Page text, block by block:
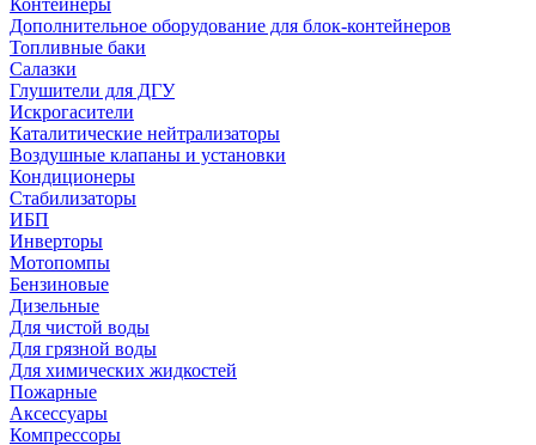
Контейнеры
Дополнительное оборудование для блок-контейнеров
Топливные баки
Салазки
Глушители для ДГУ
Искрогасители
Каталитические нейтрализаторы
Воздушные клапаны и установки
Кондиционеры
Стабилизаторы
ИБП
Инверторы
Мотопомпы
Бензиновые
Дизельные
Для чистой воды
Для грязной воды
Для химических жидкостей
Пожарные
Аксессуары
Компрессоры